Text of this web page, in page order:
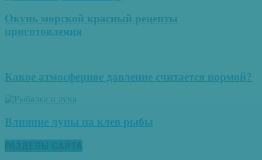
Окунь морской красный рецепты
приготовления
Какое атмосферное давление считается нормой?
Влияние луны на клев рыбы
РАЗДЕЛЫ САЙТА